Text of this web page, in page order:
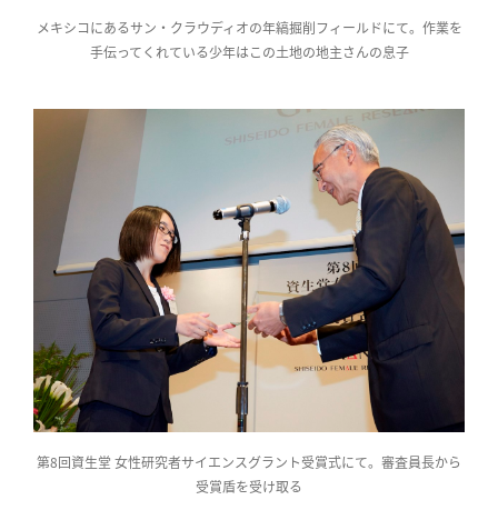
メキシコにあるサン・クラウディオの年縞掘削フィールドにて。作業を
手伝ってくれている少年はこの土地の地主さんの息子
第8回資生堂 女性研究者サイエンスグラント受賞式にて。審査員長から
受賞盾を受け取る